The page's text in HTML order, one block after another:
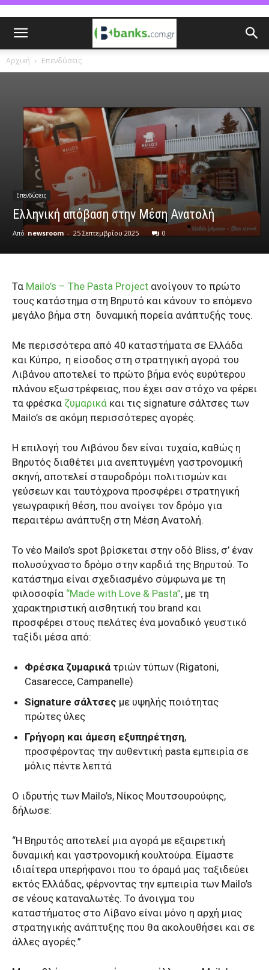
Αρχική Επενδύσεις
Επενδύσεις
Ελληνική απόβαση στην Μέση Ανατολή
Από newsroom - 25 Σεπτεμβρίου 2025 0
Τα Mailo’s – The Pasta Project ανοίγουν το πρώτο
τους κατάστημα στη Βηρυτό και κάνουν το επόμενο
μεγάλο βήμα στη δυναμική πορεία ανάπτυξής τους.
Με περισσότερα από 40 καταστήματα σε Ελλάδα
και Κύπρο, η είσοδος στη στρατηγική αγορά του
Λιβάνου αποτελεί το πρώτο βήμα ενός ευρύτερου
πλάνου εξωστρέφειας, που έχει σαν στόχο να φέρει
τα φρέσκα ζυμαρικά και τις signature σάλτσες των
Mailo’s σε ακόμη περισσότερες αγορές.
Η επιλογή του Λιβάνου δεν είναι τυχαία, καθώς η
Βηρυτός διαθέτει μια ανεπτυγμένη γαστρονομική
σκηνή, αποτελεί σταυροδρόμι πολιτισμών και
γεύσεων και ταυτόχρονα προσφέρει στρατηγική
γεωγραφική θέση, που ανοίγει τον δρόμο για
περαιτέρω ανάπτυξη στη Μέση Ανατολή.
Το νέο Mailo’s spot βρίσκεται στην οδό Bliss, σ’ έναν
πολυσύχναστο δρόμο στην καρδιά της Βηρυτού. Το
κατάστημα είναι σχεδιασμένο σύμφωνα με τη
φιλοσοφία “Made with Love & Pasta”, με τη
χαρακτηριστική αισθητική του brand και
προσφέρει στους πελάτες ένα μοναδικό γευστικό
ταξίδι μέσα από:
Φρέσκα ζυμαρικά τριών τύπων (Rigatoni,
Casarecce, Campanelle)
Signature σάλτσες με υψηλής ποιότητας
πρώτες ύλες
Γρήγορη και άμεση εξυπηρέτηση,
προσφέροντας την αυθεντική pasta εμπειρία σε
μόλις πέντε λεπτά
Ο ιδρυτής των Mailo’s, Νίκος Μουτσουρούφης,
δήλωσε:
“Η Βηρυτός αποτελεί μια αγορά με εξαιρετική
δυναμική και γαστρονομική κουλτούρα. Είμαστε
ιδιαίτερα υπερήφανοι που το όραμά μας ταξιδεύει
εκτός Ελλάδας, φέρνοντας την εμπειρία των Mailo’s
σε νέους καταναλωτές. Το άνοιγμα του
καταστήματος στο Λίβανο είναι μόνο η αρχή μιας
στρατηγικής ανάπτυξης που θα ακολουθήσει και σε
άλλες αγορές.”